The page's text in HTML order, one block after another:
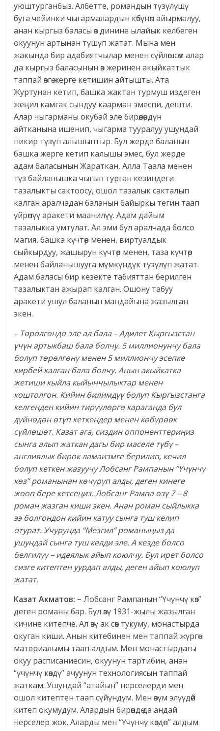
уюштурганбыз. Албетте, романдын түзүлүшү
буга чейинки чыгармалардын көбүнөн айырмалуу,
анан кыргыз баласы өз динине ылайык келбеген
окуунун артынан түшүп жатат. Мына мен
жакында бир адабиятчылар менен сүйлөшсөм алар
да кыргыз баласынын өз жеринен акыйкаттык
таппай өзгө жерге кетишин айтышты. Ата
Журтунан кетип, башка жактан турмуш издеген
жеңил камгак сындуу каарман эмеспи, дешти.
Алар чыгарманы окубай эле бирөөлөрдүн
айтканына ишенип, чыгарма тууралуу ушундай
пикир түзүп алышыптыр. Бул жерде баланын
башка жерге кетип калышы эмес, бул жерде
адам баласынын Жараткан, Алла Таала менен
түз байланышка чыгып турган кезиндеги
тазалыкты сактоосу, ошол тазалык сакталып
калган аралчадан баланын байыркы тегин таап
үйрөнүү аракети маанилүү. Адам дайым
тазалыкка умтулат. Ал эми бул аралчада болсо
магия, башка күчтөр менен, виртуалдык
сыйкырдуу, жашырун күчтөр менен, таза күчтөр
менен байланышууга мүмкүндүк түзүлүп жатат.
Адам баласы бир кезекте табияттан берилген
тазалыктан ажырап калган. Ошону табуу
аракети ушул баланын маңдайына жазылган
экен.
– Төрөлгөндө эле ал бала – Адилет Кыргызстан
үчүн артыкбаш бала болчу. 5 миллионунчу бала
болуп төрөлгөнү менен 5 миллиончу эсепке
кирбей калган бала болчу. Анын акыйкатка
жетиши кыйла кыйынчылыктар менен
коштолгон. Кийин билимдүү болуп Кыргызстанга
келгенден кийин тирүүлөргө караганда бул
дүйнөдөн өтүп кеткендер менен көбүрөөк
сүйлөшөт. Казат ага, сиздин оппоненттериңиз
сынга алып жаткан дагы бир маселе түбү –
англиялык бирок ламаизмге берилип, кечил
болуп кеткен жазуучу Лобсанг Рампанын “Үчүнчү
көз” романынан көчүрүп алды, деген кинеге
жооп бере кетсеңиз. Лобсанг Рампа өзү 7 – 8
роман жазган киши экен. Анан роман сыйлыкка
ээ болгондон кийин катуу сынга туш келип
отурат. Учурунда “Мезгил” романыңыз да
ушундай сынга туш келди эле. А кезде болсо
белгилүү – идеялык айып коюлчу. Бул ирет болсо
сизге китептен уурдап алды, деген айып коюлуп
жатат.
Казат Акматов: – Лобсанг Рампанын “Үчүнчү көз”
деген романы бар. Бул өзү 1931-жылы жазылган
кичине китепче. Ал өзү ак сөөк тукуму, монастырда
окуган киши. Анын китебинен мен таппай жүргөн
материалымы таап алдым. Мен монастырдагы
окуу расписаниесин, окуунун тартибин, анан
“үчүнчү көздү” ачуунун технологиясын таппай
жаткам. Ушундай “атайын” нерселерди мен
ошол китептен таап сүйүндүм. Мен өзүм элүүдөй
китеп окумудум. Алардын бирөөндө да андай
нерселер жок. Аларды мен “Үчүнчү көздөн” алдым.